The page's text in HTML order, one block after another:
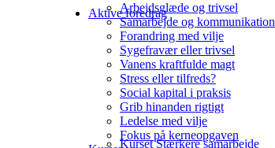
Aktive foredrag
Arbejdsglæde og trivsel
Samarbejde og kommunikation
Forandring med vilje
Sygefravær eller trivsel
Vanens kraftfulde magt
Stress eller tilfreds?
Social kapital i praksis
Grib hinanden rigtigt
Ledelse med vilje
Fokus på kerneopgaven
Kurset Stærkere samarbejde